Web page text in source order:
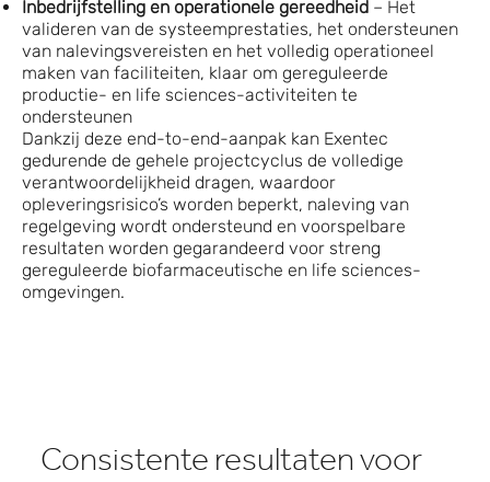
Inbedrijfstelling en operationele gereedheid – Het
valideren van de systeemprestaties, het ondersteunen
van nalevingsvereisten en het volledig operationeel
maken van faciliteiten, klaar om gereguleerde
productie- en life sciences-activiteiten te
ondersteunen
Dankzij deze end-to-end-aanpak kan Exentec
gedurende de gehele projectcyclus de volledige
verantwoordelijkheid dragen, waardoor
opleveringsrisico’s worden beperkt, naleving van
regelgeving wordt ondersteund en voorspelbare
resultaten worden gegarandeerd voor streng
gereguleerde biofarmaceutische en life sciences-
omgevingen.
Consistente resultaten voor